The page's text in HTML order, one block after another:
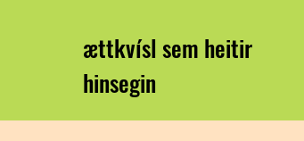
ættkvísl sem heitir
hinsegin